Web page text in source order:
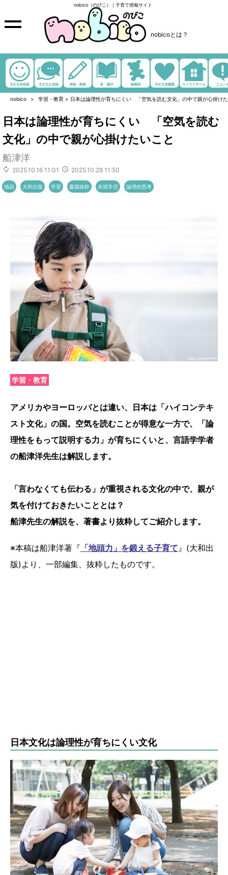
nobico（のびこ）｜子育て情報サイト
nobicoとは？
nobico 学習・教育 > 日本は論理性が育ちにくい 「空気を読む文化」の中で親が心掛け
日本は論理性が育ちにくい 「空気を読む
文化」の中で親が心掛けたいこと
船津洋
2025.10.16 11:01 2025.10.28 11:50
地頭 大和出版 学習 書籍抜粋 未就学児 論理的思考
学習・教育
アメリカやヨーロッパとは違い、日本は「ハイコンテキ
スト文化」の国。空気を読むことが得意な一方で、「論
理性をもって説明する力」が育ちにくいと、言語学学者
の船津洋先生は解説します。
「言わなくても伝わる」が重視される文化の中で、親が
気を付けておきたいこととは？
船津先生の解説を、著書より抜粋してご紹介します。
※本稿は船津洋著『 「地頭力」を鍛える子育て 』(大和出
版)より、一部編集、抜粋したものです。
日本文化は論理性が育ちにくい文化